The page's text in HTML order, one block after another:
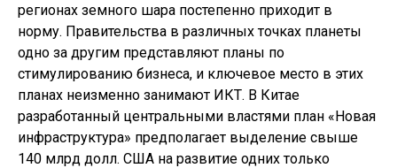
регионах земного шара постепенно приходит в
норму. Правительства в различных точках планеты
одно за другим представляют планы по
стимулированию бизнеса, и ключевое место в этих
планах неизменно занимают ИКТ. В Китае
разработанный центральными властями план «Новая
инфраструктура» предполагает выделение свыше
140 млрд долл. США на развитие одних только